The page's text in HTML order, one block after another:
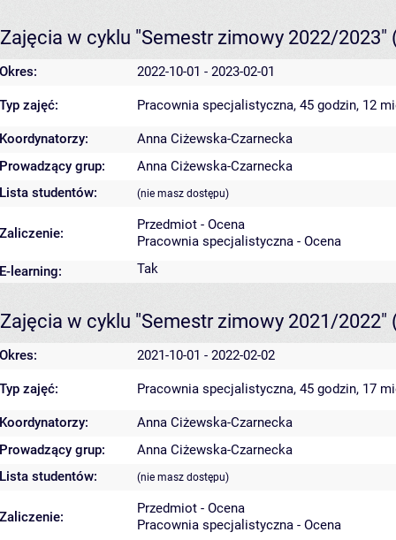
Zajęcia w cyklu "Semestr zimowy 2022/2023"
Okres: 2022-10-01 - 2023-02-01
Typ zajęć: Pracownia specjalistyczna, 45 godzin, 12
Koordynatorzy:
Anna Ciżewska-Czarnecka
Prowadzący grup:
Anna Ciżewska-Czarnecka
Lista studentów:
(nie masz dostępu)
Zaliczenie:
Przedmiot - Ocena
Pracownia specjalistyczna - Ocena
E-learning:
Tak
Zajęcia w cyklu "Semestr zimowy 2021/2022"
Okres: 2021-10-01 - 2022-02-02
Typ zajęć: Pracownia specjalistyczna, 45 godzin, 17
Koordynatorzy:
Anna Ciżewska-Czarnecka
Prowadzący grup:
Anna Ciżewska-Czarnecka
Lista studentów:
(nie masz dostępu)
Zaliczenie:
Przedmiot - Ocena
Pracownia specjalistyczna - Ocena